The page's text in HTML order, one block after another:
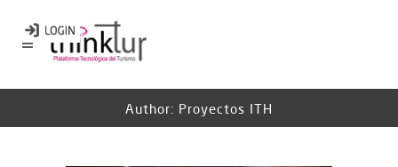
Author: Proyectos ITH